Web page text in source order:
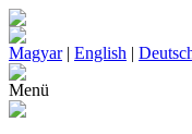
Magyar| English |
Menü